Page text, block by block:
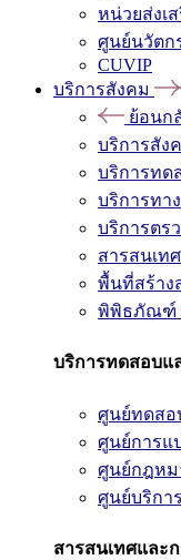
หน่วยส่งเ
ศูนย์นวัตก
CUVIP
บริการสังคม
ย้อนก
บริการสัง
บริการทด
บริการทา
บริการตร
สารสนเท
พื้นที่สร้าง
พิพิธภัณฑ์
บริการทดสอบแ
ศูนย์ทดสอ
ศูนย์การแ
ศูนย์กฎหม
ศูนย์บริกา
สารสนเทศและ